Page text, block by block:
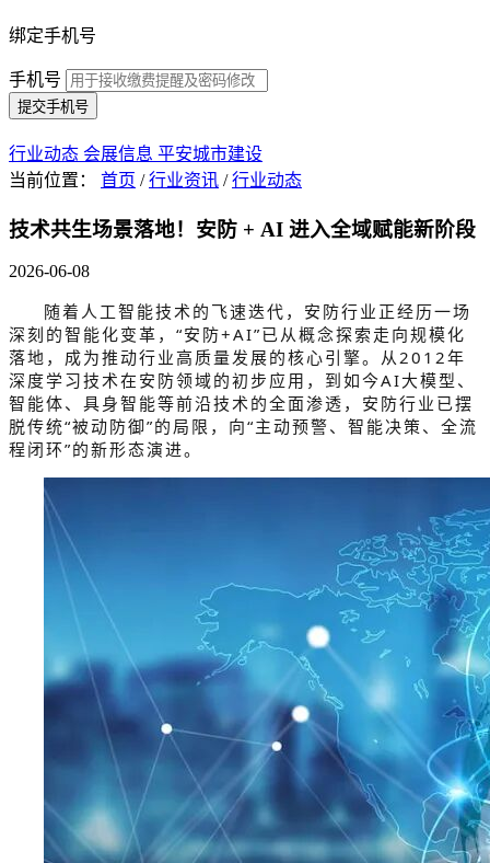
绑定手机号
手机号
提交手机号
行业动态 会展信息 平安城市建设
当前位置： 首页 / 行业资讯 /行业动态
技术共生场景落地！安防 + AI 进入全域赋能新阶段
2026-06-08
随着人工智能技术的飞速迭代，安防行业正经历一场
深刻的智能化变革，“安防+AI”已从概念探索走向规模化
落地，成为推动行业高质量发展的核心引擎。从2012年
深度学习技术在安防领域的初步应用，到如今AI大模型、
智能体、具身智能等前沿技术的全面渗透，安防行业已摆
脱传统“被动防御”的局限，向“主动预警、智能决策、全流
程闭环”的新形态演进。